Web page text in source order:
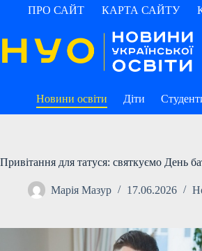
ПерейтиПРО САЙТ КАРТА САЙТУ
Новини освіти Діти
Привітання для татуся: святкуємо День
Марія Мазур 17.06.2026